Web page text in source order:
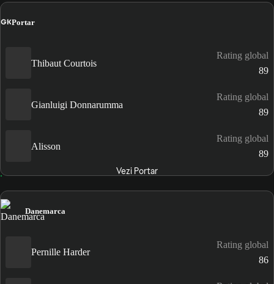
GKPortar
Thibaut Courtois
Rating global
89
Gianluigi Donnarumma
Rating global
89
Alisson
Rating global
89
Vezi Portar
Danemarca
Pernille Harder
Rating global
86